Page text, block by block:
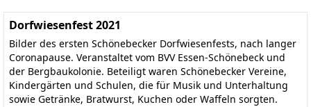
Dorfwiesenfest 2021
Bilder des ersten Schönebecker Dorfwiesenfests, nach langer
Coronapause. Veranstaltet vom BVV Essen-Schönebeck und
der Bergbaukolonie. Beteiligt waren Schönebecker Vereine,
Kindergärten und Schulen, die für Musik und Unterhaltung
sowie Getränke, Bratwurst, Kuchen oder Waffeln sorgten.